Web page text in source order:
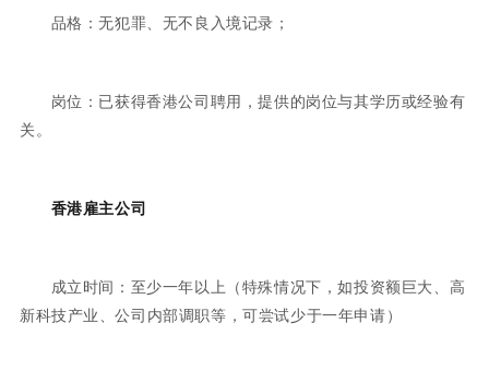
品格：无犯罪、无不良入境记录；
岗位：已获得香港公司聘用，提供的岗位与其学历或经验有
关。
香港雇主公司
成立时间：至少一年以上（特殊情况下，如投资额巨大、高
新科技产业、公司内部调职等，可尝试少于一年申请）